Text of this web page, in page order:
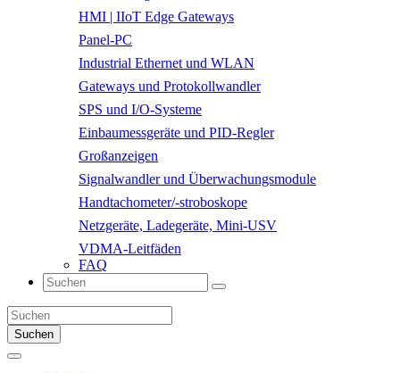
HMI | IIoT Edge Gateways
Panel-PC
Industrial Ethernet und WLAN
Gateways und Protokollwandler
SPS und I/O-Systeme
Einbaumessgeräte und PID-Regler
Großanzeigen
Signalwandler und Überwachungsmodule
Handtachometer/-stroboskope
Netzgeräte, Ladegeräte, Mini-USV
VDMA-Leitfäden
FAQ
Suchen